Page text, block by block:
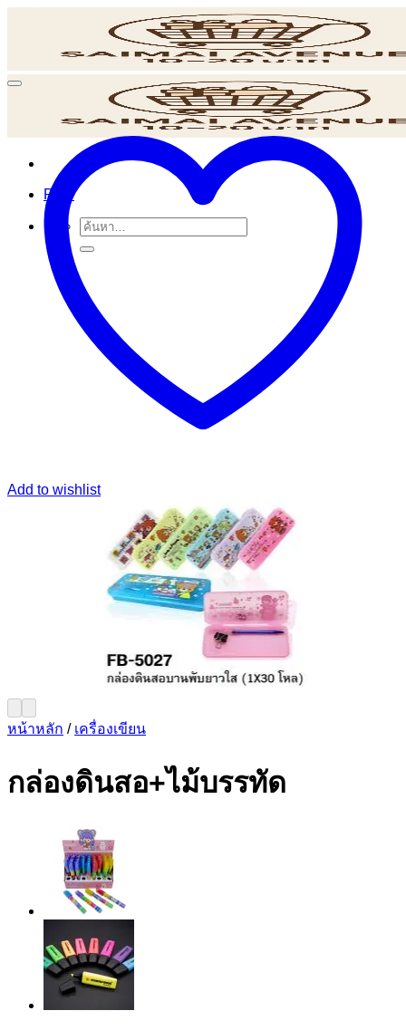
เนื้อหา
POS
ค้นหา:
Add to wishlist
หน้าหลัก / เครื่องเขียน
กล่องดินสอ+ไม้บรรทัด